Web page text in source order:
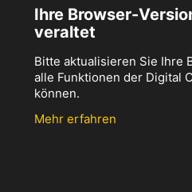
Ihre Browser-
veraltet
Bitte aktualisieren Sie Ihre
alle Funktionen der Digital
können.
Mehr erfahren